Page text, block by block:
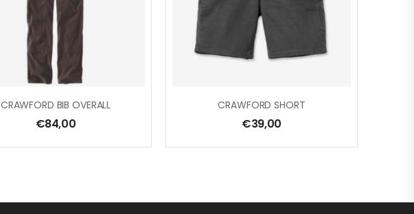
CRAWFORD BIB OVERALL
€84,00
CRAWFORD SHORT
€39,00